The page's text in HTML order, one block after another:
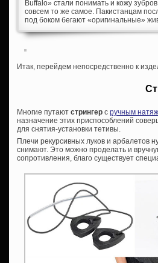
Buffalo» стали понимать и кожу
совсем то же самое. Пакистанцам
под боком бегают «оригинальные»
Итак, перейдем непосредственно к
Многие путают стрингер с ручным
назначение этих приспособлений
для снятия-установки тетивы.
Плечи рекурсивных луков и арбалетов
снимают. Это можно проделать и
сопротивления, благо существует